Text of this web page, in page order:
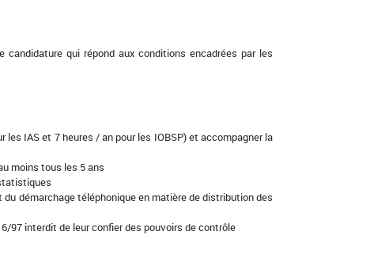
candidature qui répond aux conditions encadrées par les
IAS et 7 heures / an pour les IOBSP) et accompagner la
moins tous les 5 ans
démarchage téléphonique en matière de distribution des
97 interdit de leur confier des pouvoirs de contrôle